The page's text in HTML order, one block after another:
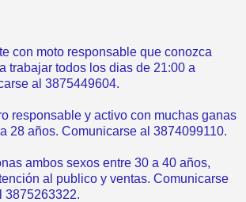
con moto responsable que conozca
trabajar todos los dias de 21:00 a
al 3875449604.
responsable y activo con muchas ganas
28 años. Comunicarse al 3874099110.
ambos sexos entre 30 a 40 años,
al publico y ventas. Comunicarse
3875263322.